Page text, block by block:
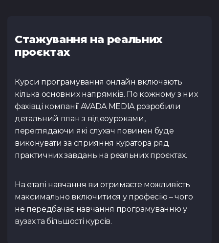
Стажування на реальних
проєктах
Курси програмування онлайн включають
кілька основних напрямків. По кожному з них
фахівці компанії AVADA MEDIA розробили
детальний план з відеоуроками,
переглядаючи які слухач повинен буде
виконувати за сприяння куратора ряд
практичних завдань на реальних проєктах.
На етапі навчання ви отримаєте можливість
максимально включитися у професію – чого
не передбачає навчання програмуванню у
вузах та більшості курсів.